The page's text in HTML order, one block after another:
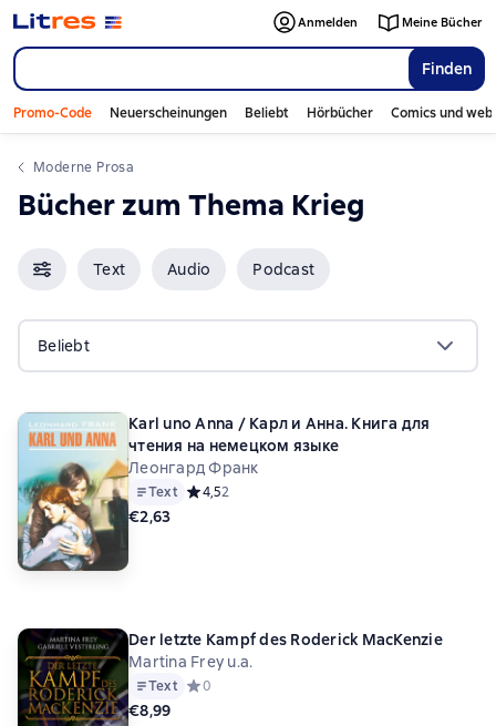
Finden
Anmelden Meine Bücher
Promo-Code Neuerscheinungen Beliebt Hörbücher Comics und
Moderne Prosa
Bücher zum Thema Krieg
Text Audio Podcast
Beliebt
Karl uno Anna / Карл и Анна. Книга для
чтения на немецком языке
Леонгард Франк
Text Средний рейтинг 4,5 на основе 2 оценок
4,52
€2,63
Der letzte Kampf des Roderick MacKenzie
Martina Frey u.a.
Text Средний рейтинг 0 на основе 0 оценок
0
€8,99